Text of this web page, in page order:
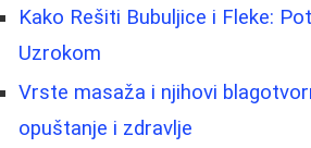
Kako Rešiti Bubuljice i Fleke:
Uzrokom
Vrste masaža i njihovi
opuštanje i zdravlje